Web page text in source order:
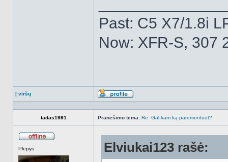
Past: C5 X7/1.8i
Now: XFR-S, 307
Į viršų
Aprašymas
tadas1991 Pranešimo tema: Re: Gal kam ką paremontuot?
Plepys
Elviukai123 rašė: